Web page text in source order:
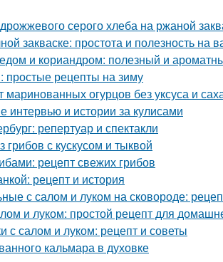
серого хлеба на ржаной
закваске: простота и полезность на
и кориандром: полезный и
простые рецепты на зиму
огурцов без уксуса и
интервью и истории за кулисами
репертуар и спектакли
с кускусом и тыквой
рецепт свежих грибов
рецепт и история
с салом и луком на сковороде:
и луком: простой рецепт для
с салом и луком: рецепт и советы
кальмара в духовке